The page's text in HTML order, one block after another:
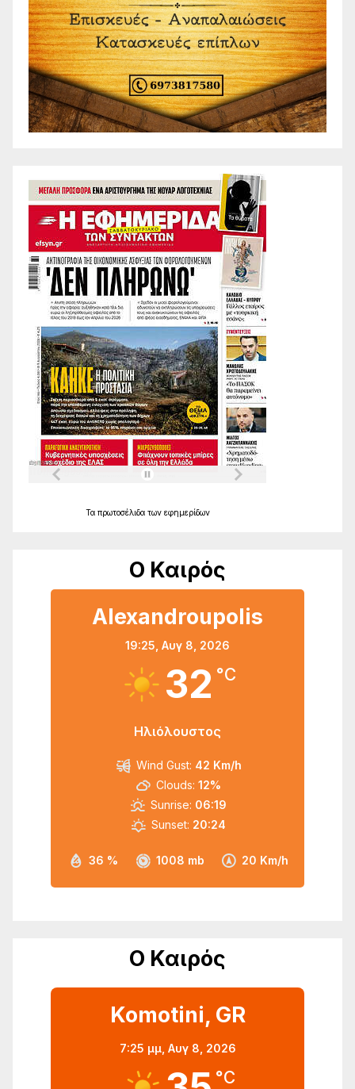
Τα πρωτοσέλιδα των εφημερίδων
Ο Καιρός
Alexandroupolis
19:25, Αυγ 8, 2026
32 °C
Ηλιόλουστος
36 % 1008 mb 20 Km/h
Wind Gust: 42 Km/h
Clouds: 12%
Sunrise: 06:19
Sunset: 20:24
Ο Καιρός
Komotini, GR
7:25 μμ, Αυγ 8, 2026
°C